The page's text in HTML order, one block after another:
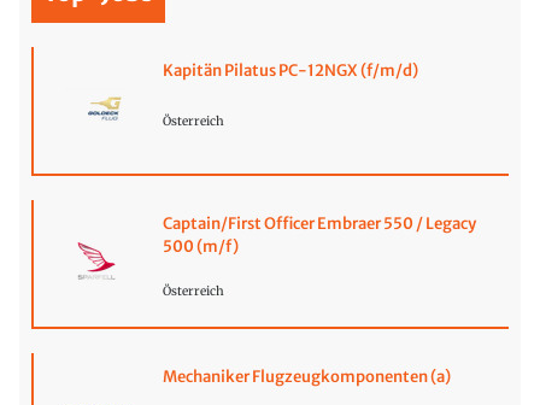
Kapitän Pilatus PC-12NGX (f/m/d)
Österreich
Captain/First Officer Embraer 550 / Legacy
500 (m/f)
Österreich
Mechaniker Flugzeugkomponenten (a)